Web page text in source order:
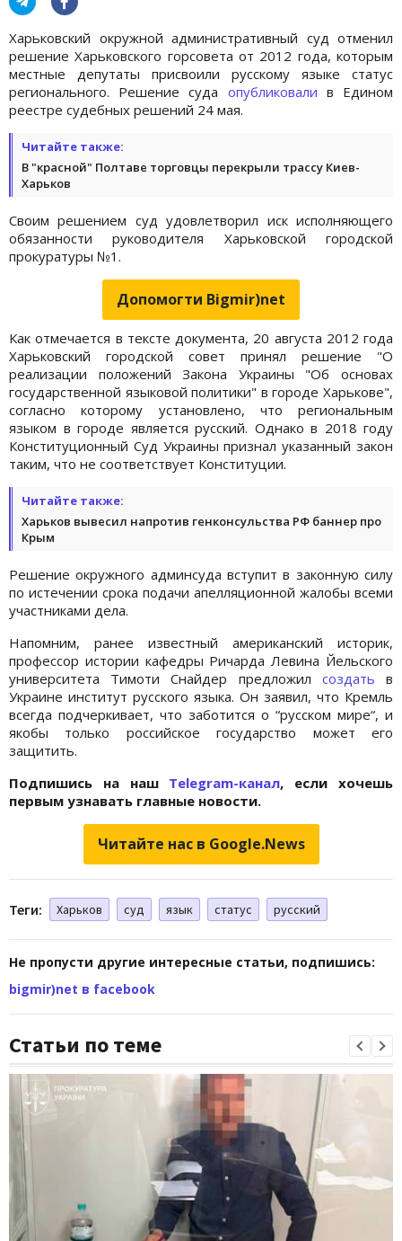
Харьковский окружной административный суд отменил
решение Харьковского горсовета от 2012 года, которым
местные депутаты присвоили русскому языке статус
регионального. Решение суда опубликовали в Едином
реестре судебных решений 24 мая.
Читайте также:
В "красной" Полтаве торговцы перекрыли трассу Киев-
Харьков
Своим решением суд удовлетворил иск исполняющего
обязанности руководителя Харьковской городской
прокуратуры №1.
Допомогти Bigmir)net
Как отмечается в тексте документа, 20 августа 2012 года
Харьковский городской совет принял решение "О
реализации положений Закона Украины "Об основах
государственной языковой политики" в городе Харькове",
согласно которому установлено, что региональным
языком в городе является русский. Однако в 2018 году
Конституционный Суд Украины признал указанный закон
таким, что не соответствует Конституции.
Читайте также:
Харьков вывесил напротив генконсульства РФ баннер про
Крым
Решение окружного админсуда вступит в законную силу
по истечении срока подачи апелляционной жалобы всеми
участниками дела.
Напомним, ранее известный американский историк,
профессор истории кафедры Ричарда Левина Йельского
университета Тимоти Снайдер предложил создать в
Украине институт русского языка. Он заявил, что Кремль
всегда подчеркивает, что заботится о “русском мире“, и
якобы только российское государство может его
защитить.
Подпишись на наш Telegram-канал, если хочешь
первым узнавать главные новости.
Читайте нас в Google.News
Теги: Харьков суд язык статус русский
Не пропусти другие интересные статьи, подпишись:
bigmir)net в facebook
Статьи по теме